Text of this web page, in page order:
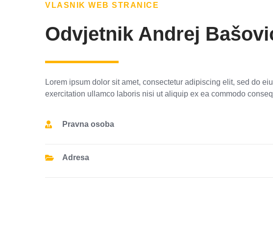
VLASNIK WEB STRANICE
Odvjetnik Andrej
Lorem ipsum dolor sit amet, consectetur adipiscing elit, sed do
exercitation ullamco laboris nisi ut aliquip ex ea commodo
Pravna osoba
Adresa